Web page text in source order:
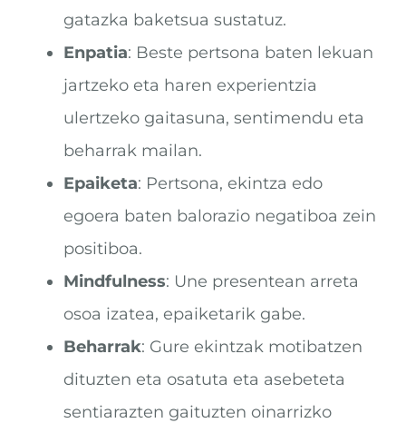
gatazka baketsua sustatuz.
Enpatia: Beste pertsona baten lekuan
jartzeko eta haren experientzia
ulertzeko gaitasuna, sentimendu eta
beharrak mailan.
Epaiketa: Pertsona, ekintza edo
egoera baten balorazio negatiboa zein
positiboa.
Mindfulness: Une presentean arreta
osoa izatea, epaiketarik gabe.
Beharrak: Gure ekintzak motibatzen
dituzten eta osatuta eta asebeteta
sentiarazten gaituzten oinarrizko